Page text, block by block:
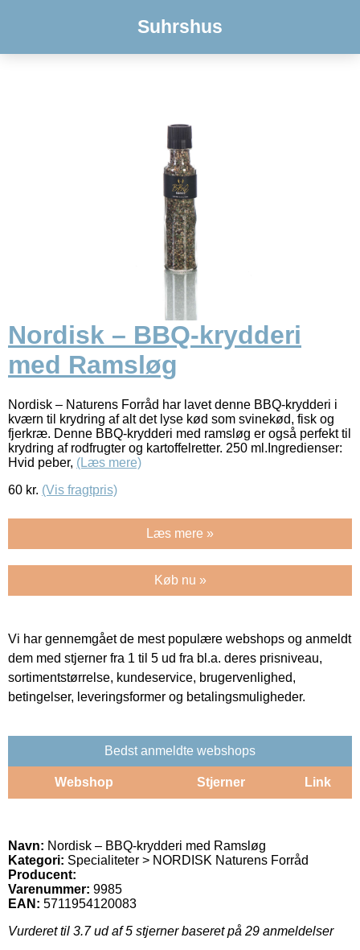
Suhrshus
Nordisk – BBQ-krydderi
med Ramsløg
Nordisk – Naturens Forråd har lavet denne BBQ-krydderi i
kværn til krydring af alt det lyse kød som svinekød, fisk og
fjerkræ. Denne BBQ-krydderi med ramsløg er også perfekt til
krydring af rodfrugter og kartoffelretter. 250 ml.Ingredienser:
Hvid peber, (Læs mere)
60 kr. (Vis fragtpris)
Læs mere »
Køb nu »
Vi har gennemgået de mest populære webshops og anmeldt
dem med stjerner fra 1 til 5 ud fra bl.a. deres prisniveau,
sortimentstørrelse, kundeservice, brugervenlighed,
betingelser, leveringsformer og betalingsmuligheder.
Bedst anmeldte webshops
Webshop Stjerner Link
Navn: Nordisk – BBQ-krydderi med Ramsløg
Kategori: Specialiteter > NORDISK Naturens Forråd
Producent:
Varenummer: 9985
EAN: 5711954120083
Vurderet til 3.7ud af 5 stjerner baseret på 29 anmeldelser